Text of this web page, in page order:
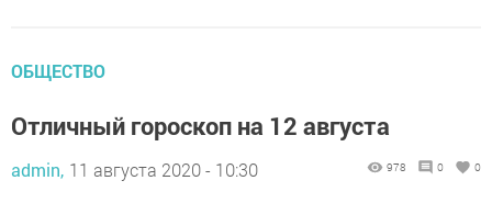
ОБЩЕСТВО
Отличный гороскоп на 12 августа
admin, 11 августа 2020 - 10:30 978 0 0